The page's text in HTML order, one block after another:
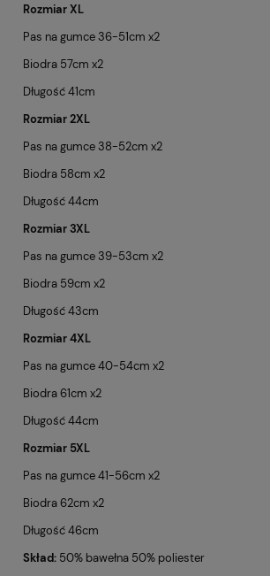
Rozmiar XL
Pas na gumce 36-51cm x2
Biodra 57cm x2
Długość 41cm
Rozmiar 2XL
Pas na gumce 38-52cm x2
Biodra 58cm x2
Długość 44cm
Rozmiar 3XL
Pas na gumce 39-53cm x2
Biodra 59cm x2
Długość 43cm
Rozmiar 4XL
Pas na gumce 40-54cm x2
Biodra 61cm x2
Długość 44cm
Rozmiar 5XL
Pas na gumce 41-56cm x2
Biodra 62cm x2
Długość 46cm
Skład: 50% bawełna 50% poliester